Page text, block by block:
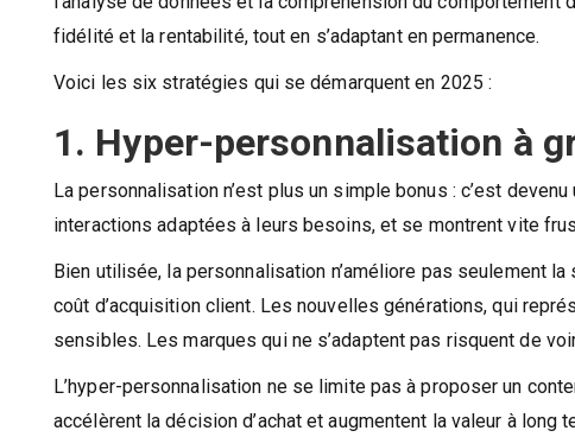
fidélité et la rentabilité, tout en s’adaptant en permanence.
Voici les six stratégies qui se démarquent en 2025 :
1. Hyper-personnalisation à
La personnalisation n’est plus un simple bonus : c’est
interactions adaptées à leurs besoins, et se montrent vite
Bien utilisée, la personnalisation n’améliore pas seulement
coût d’acquisition client. Les nouvelles générations, qui
sensibles. Les marques qui ne s’adaptent pas risquent de
L’hyper-personnalisation ne se limite pas à proposer un
accélèrent la décision d’achat et augmentent la valeur à long